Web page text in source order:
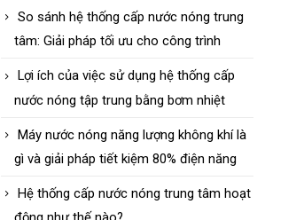
So sánh hệ thống cấp nước nóng trung
tâm: Giải pháp tối ưu cho công trình
Lợi ích của việc sử dụng hệ thống cấp
nước nóng tập trung bằng bơm nhiệt
Máy nước nóng năng lượng không khí là
gì và giải pháp tiết kiệm 80% điện năng
Hệ thống cấp nước nóng trung tâm hoạt